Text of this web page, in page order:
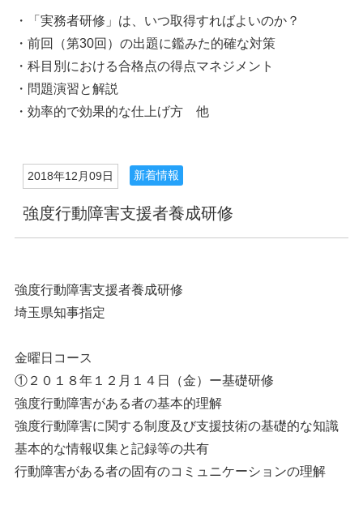
・「実務者研修」は、いつ取得すればよいのか？
・前回（第30回）の出題に鑑みた的確な対策
・科目別における合格点の得点マネジメント
・問題演習と解説
・効率的で効果的な仕上げ方 他
2018年12月09日 新着情報
強度行動障害支援者養成研修
強度行動障害支援者養成研修
埼玉県知事指定
金曜日コース
①２０１８年１２月１４日（金）ー基礎研修
強度行動障害がある者の基本的理解
強度行動障害に関する制度及び支援技術の基礎的な知識
基本的な情報収集と記録等の共有
行動障害がある者の固有のコミュニケーションの理解